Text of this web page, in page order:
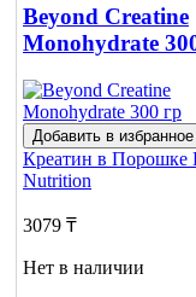
Beyond Creatine
Monohydrate
Добавить в избранное
Креатин в Порошке
Nutrition
3079 ₸
Нет в наличии